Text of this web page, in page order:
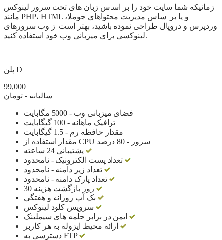
زمانیکه شما سایت خود را بر اساس زبان های تحت سرور لینوکس
مانند PHP، HTML و یا بر اساس مدیریت محتواهای جوملا،
وردپرس و دروپال طراحی نموده باشید، بهتر است از وب سرورهای
لینوکسی برای میزبانی وب خود استفاده کنید.
پلن D
99,000
سالیانه - تومان
فضای میزبانی وب - 5000 مگابایت
ترافیک ماهانه - 100 گیگابایت
مقدار حافظه رم - 1.5 گیگابایت
مقدار استفاده از CPU سرور - 80 درصد
دسترسی به FTP